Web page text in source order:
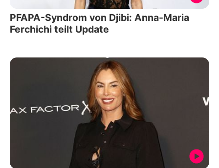
PFAPA-Syndrom von Djibi: Anna-Maria
Ferchichi teilt Update